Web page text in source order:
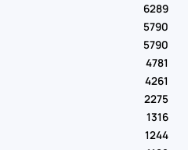
6289
5790
5790
4781
4261
2275
1316
1244